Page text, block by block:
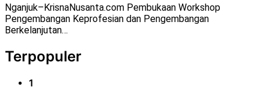
Nganjuk–KrisnaNusanta.com Pembukaan Workshop
Pengembangan Keprofesian dan Pengembangan
Berkelanjutan…
Terpopuler
1